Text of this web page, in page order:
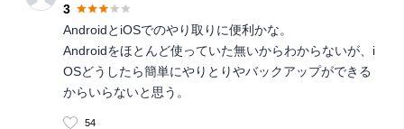
3
AndroidとiOSでのやり取りに便利かな。
Androidをほとんど使っていた無いからわからないが、i
OSどうしたら簡単にやりとりやバックアップができる
からいらないと思う。
54